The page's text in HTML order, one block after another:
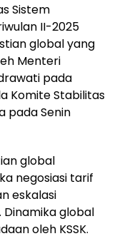
Sistem
II-2025
global yang
Menteri
pada
Komite Stabilitas
pada Senin
global
negosiasi tarif
eskalasi
global
oleh KSSK.